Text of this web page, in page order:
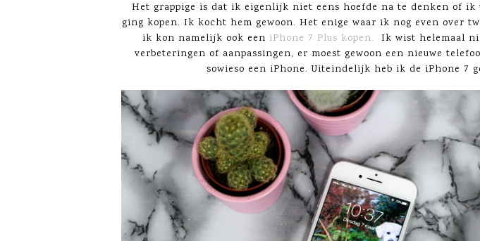
Het grappige is dat ik eigenlijk niet eens hoefde na te denken of ik
ging kopen. Ik kocht hem gewoon. Het enige waar ik nog even over
ik kon namelijk ook een iPhone 7 Plus kopen. Ik wist helemaal
verbeteringen of aanpassingen, er moest gewoon een nieuwe
sowieso een iPhone. Uiteindelijk heb ik de iPhone 7